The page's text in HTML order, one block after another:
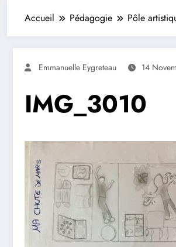
Accueil Pédagogie Pôle
Emmanuelle Eygreteau 14
IMG_3010